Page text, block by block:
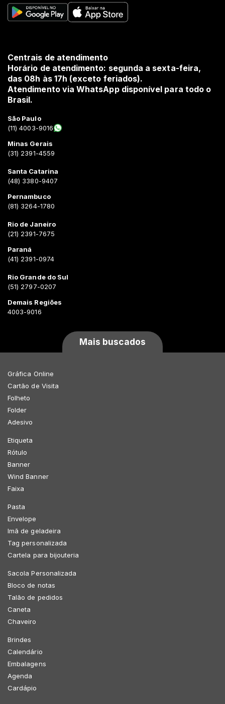
Centrais de atendimento
Horário de atendimento: segunda a sexta-feira,
das 08h às 17h (exceto feriados).
Atendimento via WhatsApp disponível para todo o
Brasil.
São Paulo
(11) 4003-9016
Minas Gerais
(31) 2391-4559
Santa Catarina
(48) 3380-9407
Pernambuco
(81) 3264-1780
Rio de Janeiro
(21) 2391-7675
Paraná
(41) 2391-0974
Rio Grande do Sul
(51) 2797-0207
Demais Regiões
4003-9016
Mais buscados
Gráfica Online
Cartão de Visita
Folheto
Folder
Adesivo
Etiqueta
Rótulo
Banner
Wind Banner
Faixa
Pasta
Envelope
Imã de geladeira
Tag personalizada
Cartela para bijouteria
Sacola Personalizada
Bloco de notas
Talão de pedidos
Caneta
Chaveiro
Brindes
Calendário
Embalagens
Agenda
Cardápio